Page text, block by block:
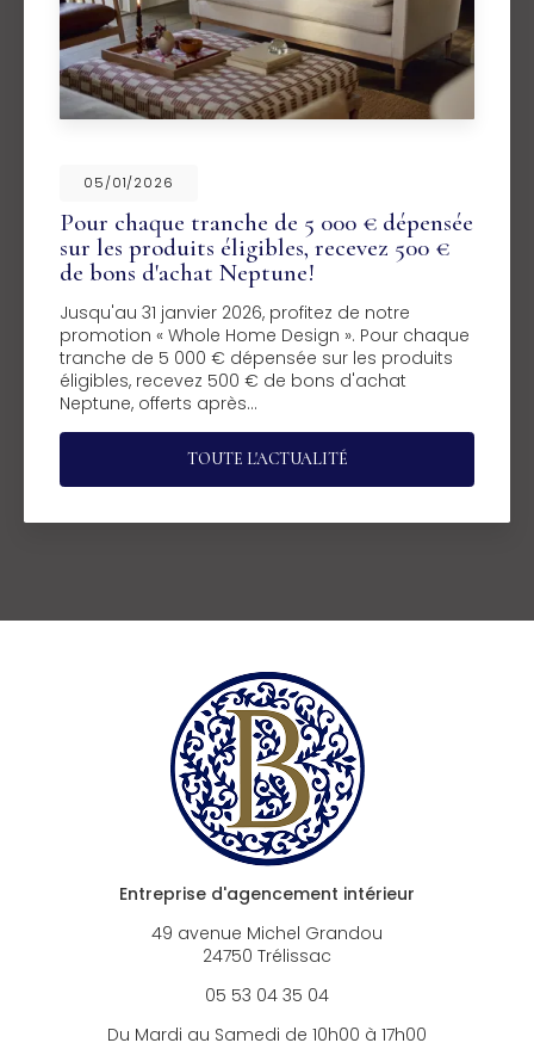
05/01/2026
Pour chaque tranche de 5 000 € dépensée
sur les produits éligibles, recevez 500 €
de bons d'achat Neptune!
Jusqu'au 31 janvier 2026, profitez de notre
promotion « Whole Home Design ». Pour chaque
tranche de 5 000 € dépensée sur les produits
éligibles, recevez 500 € de bons d'achat
Neptune, offerts après…
TOUTE L'ACTUALITÉ
Entreprise d'agencement intérieur
49 avenue Michel Grandou
24750 Trélissac
05 53 04 35 04
Du Mardi au Samedi de 10h00 à 17h00